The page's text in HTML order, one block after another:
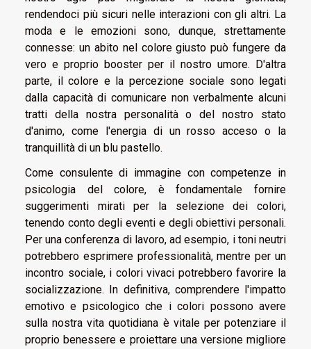
rendendoci più sicuri nelle interazioni con gli altri. La
moda e le emozioni sono, dunque, strettamente
connesse: un abito nel colore giusto può fungere da
vero e proprio booster per il nostro umore. D'altra
parte, il colore e la percezione sociale sono legati
dalla capacità di comunicare non verbalmente alcuni
tratti della nostra personalità o del nostro stato
d'animo, come l'energia di un rosso acceso o la
tranquillità di un blu pastello.
Come consulente di immagine con competenze in
psicologia del colore, è fondamentale fornire
suggerimenti mirati per la selezione dei colori,
tenendo conto degli eventi e degli obiettivi personali.
Per una conferenza di lavoro, ad esempio, i toni neutri
potrebbero esprimere professionalità, mentre per un
incontro sociale, i colori vivaci potrebbero favorire la
socializzazione. In definitiva, comprendere l'impatto
emotivo e psicologico che i colori possono avere
sulla nostra vita quotidiana è vitale per potenziare il
proprio benessere e proiettare una versione migliore